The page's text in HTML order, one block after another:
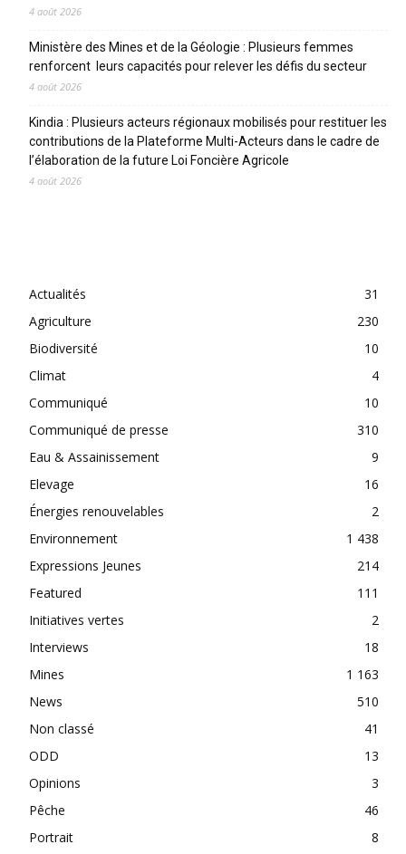
4 août 2026
Ministère des Mines et de la Géologie : Plusieurs femmes
renforcent leurs capacités pour relever les défis du secteur
4 août 2026
Kindia : Plusieurs acteurs régionaux mobilisés pour restituer les
contributions de la Plateforme Multi-Acteurs dans le cadre de
l’élaboration de la future Loi Foncière Agricole
4 août 2026
Actualités
31
Agriculture
230
Biodiversité
10
Climat
4
Communiqué
10
Communiqué de presse
310
Eau & Assainissement
9
Elevage
16
Énergies renouvelables
2
Environnement
1 438
Expressions Jeunes
214
Featured
111
Initiatives vertes
2
Interviews
18
Mines
1 163
News
510
Non classé
41
ODD
13
Opinions
3
Pêche
46
Portrait
8